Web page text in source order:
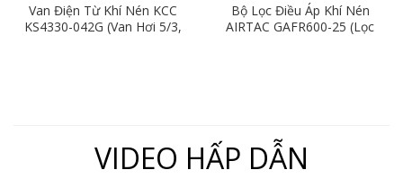
Van Điện Từ Khí Nén KCC
KS4330-042G (Van Hơi 5/3,
Bộ Lọc Điều Áp Khí Nén
AIRTAC GAFR600-25 (Lọc
VIDEO HẤP DẪN